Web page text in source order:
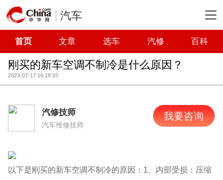
汽车
首页 文章 选车 汽修 百科
刚买的新车空调不制冷是什么原因？
2023-07-17 16:18:55
汽修技师
汽车维修技师
我要咨询
以下是刚买的新车空调不制冷的原因：1、内部受损：压缩